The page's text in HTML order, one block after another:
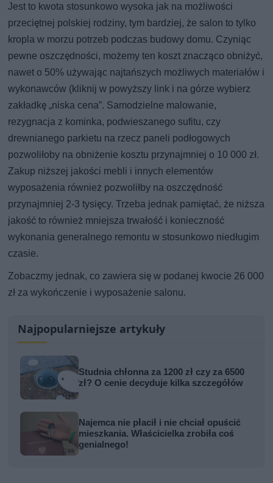
Jest to kwota stosunkowo wysoka jak na możliwości
przeciętnej polskiej rodziny, tym bardziej, że salon to tylko
kropla w morzu potrzeb podczas budowy domu. Czyniąc
pewne oszczędności, możemy ten koszt znacząco obniżyć,
nawet o 50% używając najtańszych możliwych materiałów i
wykonawców (kliknij w powyższy link i na górze wybierz
zakładkę „niska cena”. Samodzielne malowanie,
rezygnacja z kominka, podwieszanego sufitu, czy
drewnianego parkietu na rzecz paneli podłogowych
pozwoliłoby na obniżenie kosztu przynajmniej o 10 000 zł.
Zakup niższej jakości mebli i innych elementów
wyposażenia również pozwoliłby na oszczędność
przynajmniej 2-3 tysięcy. Trzeba jednak pamiętać, że niższa
jakość to również mniejsza trwałość i konieczność
wykonania generalnego remontu w stosunkowo niedługim
czasie.
Zobaczmy jednak, co zawiera się w podanej kwocie 26 000
zł za wykończenie i wyposażenie salonu.
Najpopularniejsze artykuły
Studnia chłonna za 1200 zł czy za 6500
zł? O cenie decyduje kilka szczegółów
Najemca nie płacił i nie chciał opuścić
mieszkania. Właścicielka zrobiła coś
genialnego!